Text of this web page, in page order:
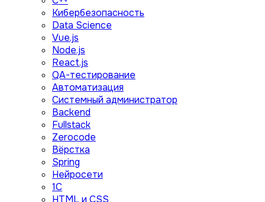
Кибербезопасность
Data Science
Vue.js
Node.js
React.js
QA-тестирование
Автоматизация
Системный администратор
Backend
Fullstack
Zerocode
Вёрстка
Spring
Нейросети
1C
HTML и CSS